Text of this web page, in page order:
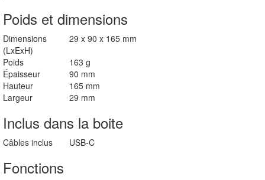
Poids et dimensions
Dimensions
(LxExH)
29 x 90 x 165 mm
Poids
163 g
Épaisseur
90 mm
Hauteur
165 mm
Largeur
29 mm
Inclus dans la boite
Câbles inclus USB-C
Fonctions